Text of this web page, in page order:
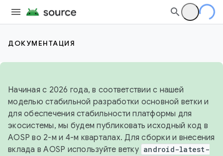
ДОКУМЕНТАЦИЯ
Начиная с 2026 года, в соответствии с нашей
моделью стабильной разработки основной ветки и
для обеспечения стабильности платформы для
экосистемы, мы будем публиковать исходный код в
AOSP во 2-м и 4-м кварталах. Для сборки и внесения
вклада в AOSP используйте ветку android-latest-